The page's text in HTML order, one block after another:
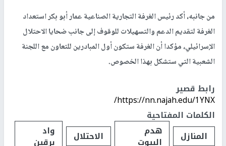
من جانبه، أكد رئيس الغرفة التجارية الصناعية عمار أبو بكر استعداد
الغرفة لتقديم الدعم والتسهيلات للوقوف إلى جانب ضحايا الاحتلال
الإسرائيلي، مؤكدا أن الغرفة ستكون أول المبادرين للتعاون مع اللجنة
الشعبية التي ستشكل بهذا الخصوص.
رابط قصير
https://nn.najah.edu/1YNX/
الكلمات المفتاحية
المنازل
هدم
البيوت الاحتلال واد
برقين